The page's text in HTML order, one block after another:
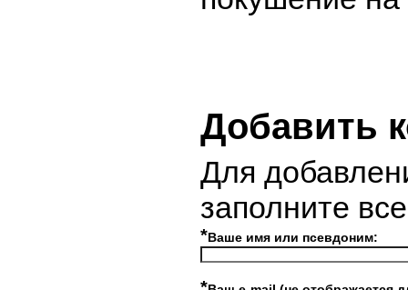
Добавить
Для
заполните
*Ваше имя или псевдоним: